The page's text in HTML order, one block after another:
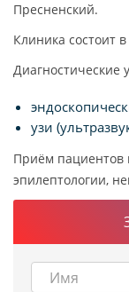
Пресненский.
Клиника состоит
Диагностические
узи
Приём пациентов
эпилептологии,